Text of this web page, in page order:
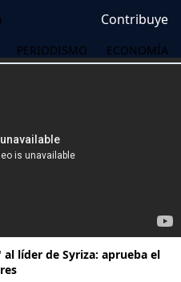
Contribuye
PERIODISMO ECONOMÍA
líder de Syriza: aprueba el